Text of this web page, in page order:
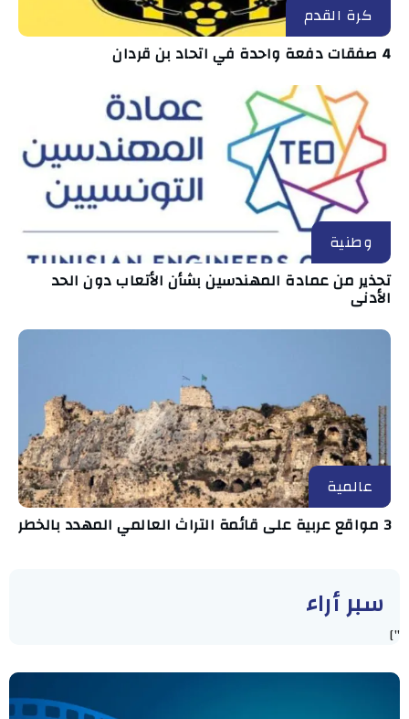
كرة القدم
4 صفقات دفعة واحدة في اتحاد بن قردان
وطنية
تحذير من عمادة المهندسين بشأن الأتعاب دون الحد
الأدنى
عالمية
3 مواقع عربية على قائمة التراث العالمي المهدد بالخطر
سبر أراء
"]